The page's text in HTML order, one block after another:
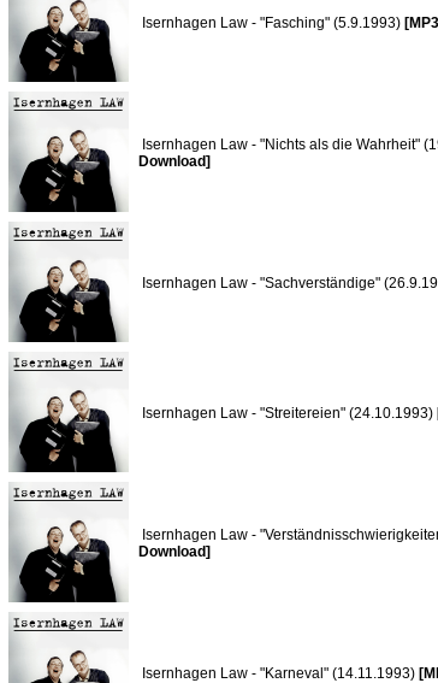
Isernhagen Law - "Fasching" (5.9.1993)
Isernhagen Law - "Nichts als die Wahrheit"
Download]
Isernhagen Law - "Sachverständige"
Isernhagen Law - "Streitereien" (24.10.1993)
Isernhagen Law -
Download]
Isernhagen Law - "Karneval" (14.11.1993)